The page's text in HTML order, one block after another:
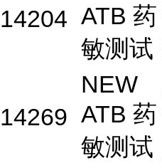
14204 ATB 药
敏测试
14269
NEW
ATB 药
敏测试